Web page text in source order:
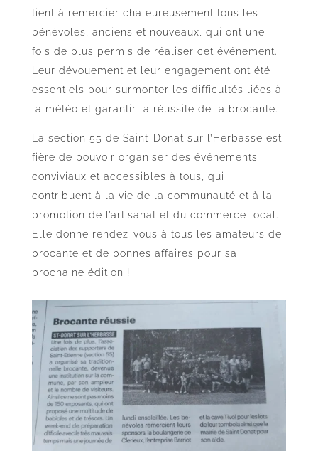
tient à remercier chaleureusement tous les
bénévoles, anciens et nouveaux, qui ont une
fois de plus permis de réaliser cet événement.
Leur dévouement et leur engagement ont été
essentiels pour surmonter les difficultés liées à
la météo et garantir la réussite de la brocante.
La section 55 de Saint-Donat sur l’Herbasse est
fière de pouvoir organiser des événements
conviviaux et accessibles à tous, qui
contribuent à la vie de la communauté et à la
promotion de l’artisanat et du commerce local.
Elle donne rendez-vous à tous les amateurs de
brocante et de bonnes affaires pour sa
prochaine édition !